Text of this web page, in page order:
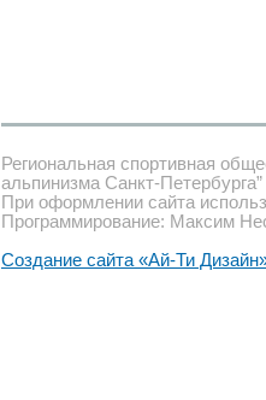
Региональная спортивная
альпинизма Санкт-Петербурга”
При оформлении сайта
Программирование: Максим
Создание сайта «Ай-Ти